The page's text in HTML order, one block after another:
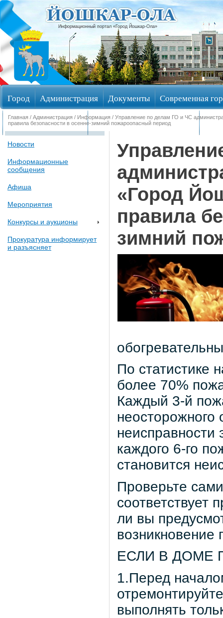
Информационный портал «Город Йошкар-Ола»
Город Администрация Документы Современная
Обращения граждан Общественные обсуждения
Главная / Администрация / Информация / Управление по делам ГО и ЧС
правила безопасности в осенне-зимний пожароопасный период
Новости
Информационные
сообщения
Афиша
Мероприятия
Конкурсы и аукционы
Прокуратура информирует
и разъясняет
«Город
правила
зимний
По статистике
более 70%
Каждый 3-й
неисправности
каждого 6-го
становится
Проверьте
соответствует
ли вы
возникновение
ЕСЛИ В ДОМЕ
1.Перед
выполнять